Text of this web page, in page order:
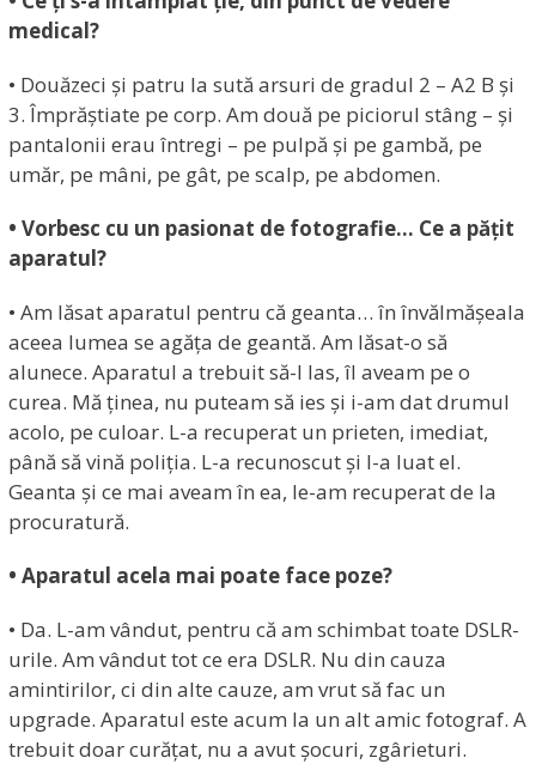
medical?
• Douăzeci și patru la sută arsuri de gradul 2 – A2 B și
3. Împrăștiate pe corp. Am două pe piciorul stâng – și
pantalonii erau întregi – pe pulpă și pe gambă, pe
umăr, pe mâni, pe gât, pe scalp, pe abdomen.
• Vorbesc cu un pasionat de fotografie… Ce a pățit
aparatul?
• Am lăsat aparatul pentru că geanta… în învălmășeala
aceea lumea se agăța de geantă. Am lăsat-o să
alunece. Aparatul a trebuit să-l las, îl aveam pe o
curea. Mă ținea, nu puteam să ies și i-am dat drumul
acolo, pe culoar. L-a recuperat un prieten, imediat,
până să vină poliția. L-a recunoscut și l-a luat el.
Geanta și ce mai aveam în ea, le-am recuperat de la
procuratură.
• Aparatul acela mai poate face poze?
• Da. L-am vândut, pentru că am schimbat toate DSLR-
urile. Am vândut tot ce era DSLR. Nu din cauza
amintirilor, ci din alte cauze, am vrut să fac un
upgrade. Aparatul este acum la un alt amic fotograf. A
trebuit doar curățat, nu a avut șocuri, zgârieturi.